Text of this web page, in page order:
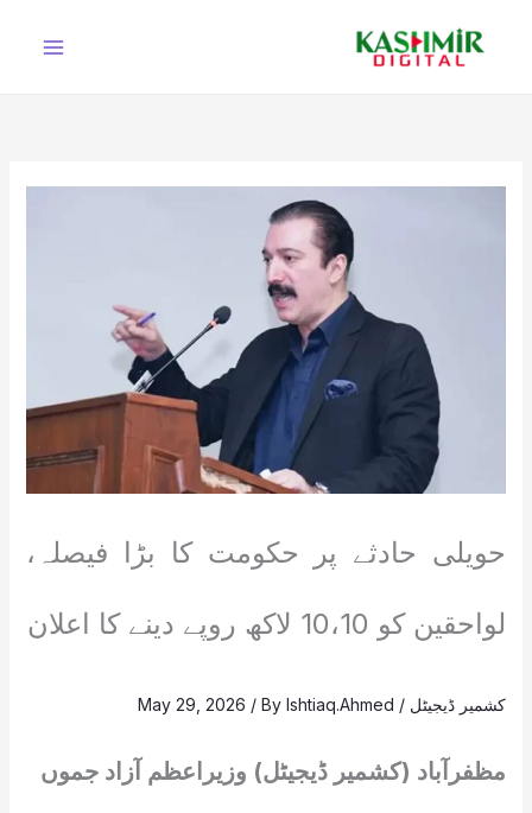
حویلی حادثے پر حکومت کا بڑا فیصلہ،
لواحقین کو 10،10 لاکھ روپے دینے کا اعلان
کشمیر ڈیجیٹل /
May 29, 2026 / ByIshtiaq.Ahmed
مظفرآباد (کشمیر ڈیجیٹل) وزیراعظم آزاد جموں